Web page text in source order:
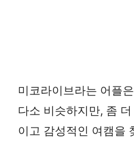
미코라이브라는 어플
다소 비슷하지만, 좀
이고 감성적인 여캠을